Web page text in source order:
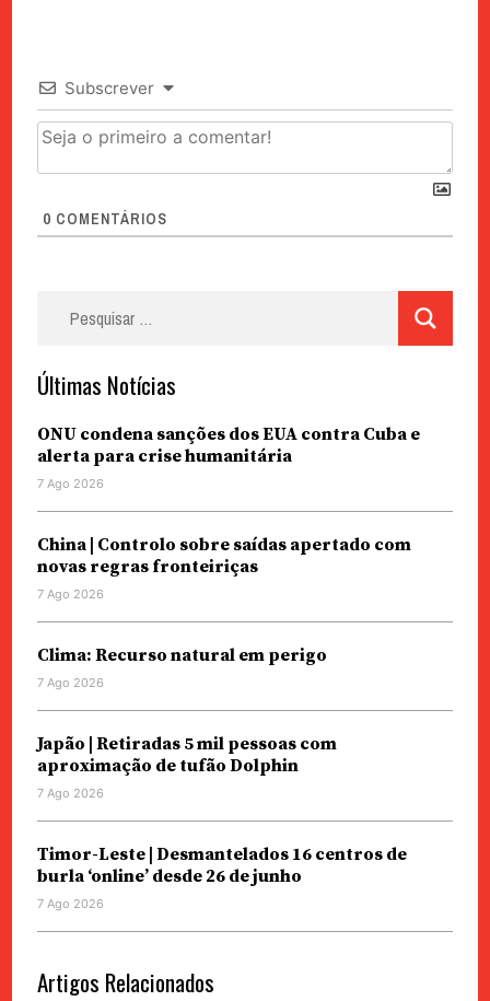
Subscrever
0 COMENTÁRIOS
Últimas Notícias
ONU condena sanções dos EUA contra Cuba e
alerta para crise humanitária
7 Ago 2026
China | Controlo sobre saídas apertado com
novas regras fronteiriças
7 Ago 2026
Clima: Recurso natural em perigo
7 Ago 2026
Japão | Retiradas 5 mil pessoas com
aproximação de tufão Dolphin
7 Ago 2026
Timor-Leste | Desmantelados 16 centros de
burla ‘online’ desde 26 de junho
7 Ago 2026
Artigos Relacionados